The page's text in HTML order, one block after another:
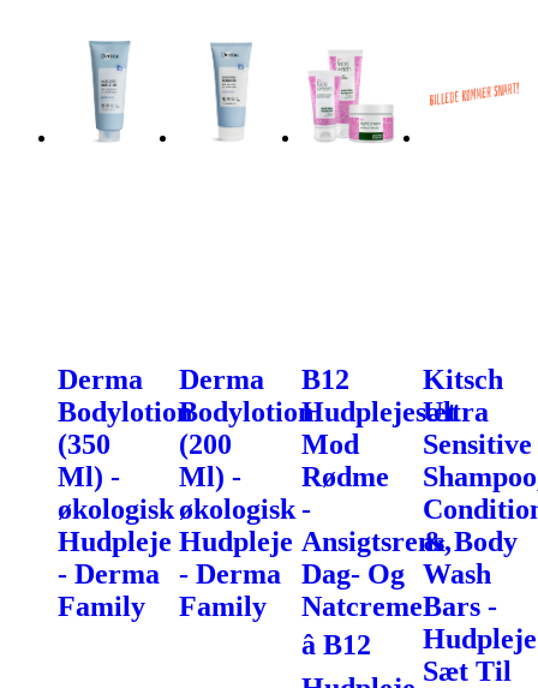
Derma
Bodylotion
(350
Ml) -
økologisk
Hudpleje
- Derma
Family
Derma
Bodylotion
(200
Ml) -
økologisk
Hudpleje
- Derma
Family
B12
Hudplejesæt
Mod
Rødme
-
Ansigtsrens,
Dag- Og
Natcreme
â B12
Kitsch
Ultra
Sensitive
& Body
Wash
Bars -
Hudpleje
Sæt Til